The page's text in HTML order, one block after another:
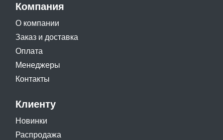
Компания
О компании
Заказ и доставка
Оплата
Менеджеры
Контакты
Клиенту
Новинки
Распродажа